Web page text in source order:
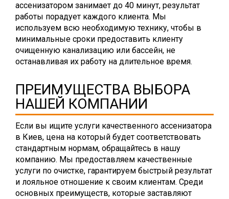
ассенизатором занимает до 40 минут, результат
работы порадует каждого клиента. Мы
используем всю необходимую технику, чтобы в
минимальные сроки предоставить клиенту
очищенную канализацию или бассейн, не
останавливая их работу на длительное время.
ПРЕИМУЩЕСТВА ВЫБОРА
НАШЕЙ КОМПАНИИ
Если вы ищите услуги качественного ассенизатора
в Киев, цена на который будет соответствовать
стандартным нормам, обращайтесь в нашу
компанию. Мы предоставляем качественные
услуги по очистке, гарантируем быстрый результат
и лояльное отношение к своим клиентам. Среди
основных преимуществ, которые заставляют